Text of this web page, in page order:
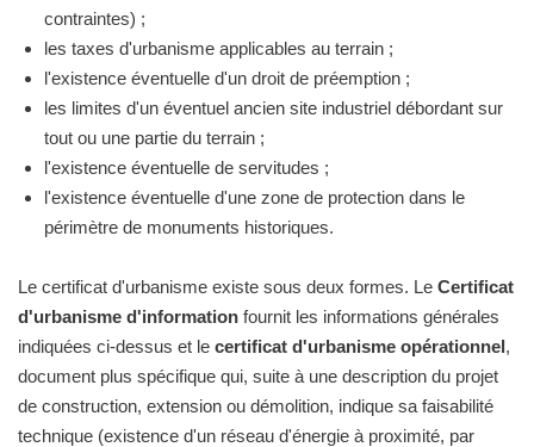
contraintes) ;
les taxes d'urbanisme applicables au terrain ;
l'existence éventuelle d'un droit de préemption ;
les limites d'un éventuel ancien site industriel débordant sur
tout ou une partie du terrain ;
l'existence éventuelle de servitudes ;
l'existence éventuelle d'une zone de protection dans le
périmètre de monuments historiques.
Le certificat d'urbanisme existe sous deux formes. Le Certificat
d'urbanisme d'information fournit les informations générales
indiquées ci-dessus et le certificat d'urbanisme opérationnel,
document plus spécifique qui, suite à une description du projet
de construction, extension ou démolition, indique sa faisabilité
technique (existence d'un réseau d'énergie à proximité, par